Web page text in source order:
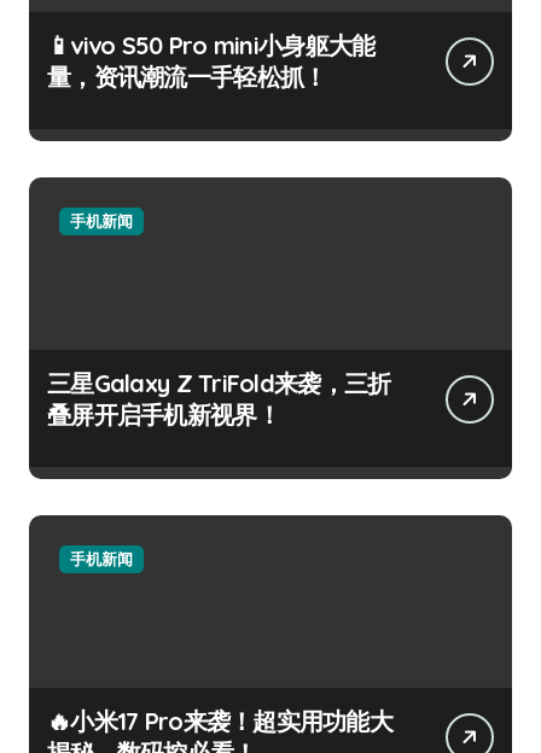
📱vivo S50 Pro mini小身躯大能
量，资讯潮流一手轻松抓！
手机新闻
三星Galaxy Z TriFold来袭，三折
叠屏开启手机新视界！
手机新闻
🔥小米17 Pro来袭！超实用功能大